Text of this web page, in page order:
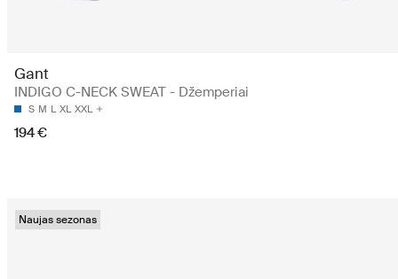
Gant
INDIGO C-NECK SWEAT - Džemperiai
S M L XL XXL
194 €
Naujas sezonas